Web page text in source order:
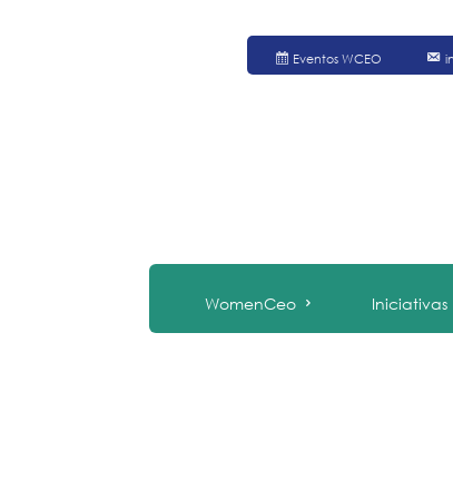
Eventos WCEO
WomenCeo Iniciativas